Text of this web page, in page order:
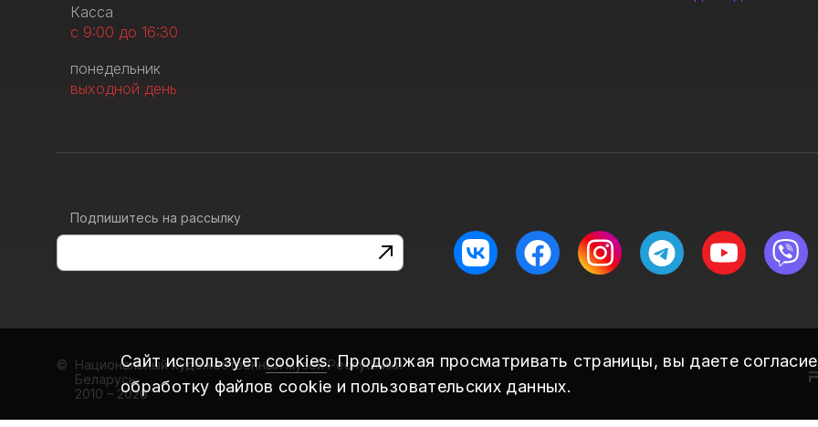
Сайт используетcookies. Продолжая просматривать страницы, вы даете
обработку файлов cookie и пользовательских данных.
Касса
с 9:00 до 16:30
понедельник
выходной день
Подпишитесь на рассылку
Национальный художественный музей Республики
Беларусь
2010 – 2026